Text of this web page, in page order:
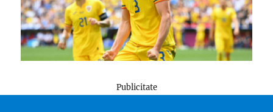
Publicitate